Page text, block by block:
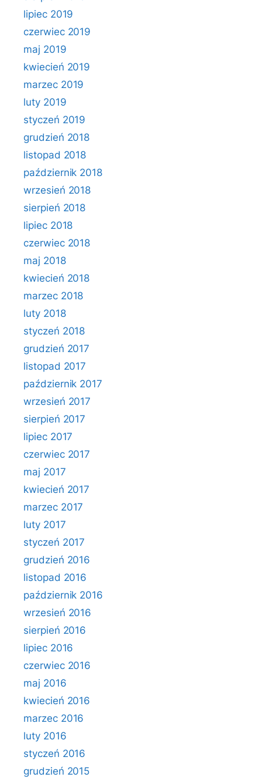
lipiec 2019
czerwiec 2019
maj 2019
kwiecień 2019
marzec 2019
luty 2019
styczeń 2019
grudzień 2018
listopad 2018
październik 2018
wrzesień 2018
sierpień 2018
lipiec 2018
czerwiec 2018
maj 2018
kwiecień 2018
marzec 2018
luty 2018
styczeń 2018
grudzień 2017
listopad 2017
październik 2017
wrzesień 2017
sierpień 2017
lipiec 2017
czerwiec 2017
maj 2017
kwiecień 2017
marzec 2017
luty 2017
styczeń 2017
grudzień 2016
listopad 2016
październik 2016
wrzesień 2016
sierpień 2016
lipiec 2016
czerwiec 2016
maj 2016
kwiecień 2016
marzec 2016
luty 2016
styczeń 2016
grudzień 2015